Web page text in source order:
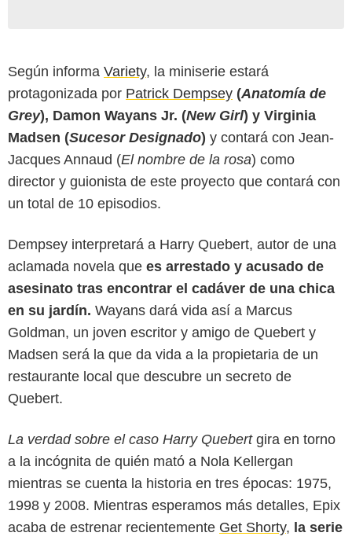
Según informa Variety, la miniserie estará
protagonizada por Patrick Dempsey (Anatomía de
Grey), Damon Wayans Jr. (New Girl) y Virginia
Madsen (Sucesor Designado) y contará con Jean-
Jacques Annaud (El nombre de la rosa) como
director y guionista de este proyecto que contará con
un total de 10 episodios.
Dempsey interpretará a Harry Quebert, autor de una
aclamada novela que es arrestado y acusado de
asesinato tras encontrar el cadáver de una chica
en su jardín. Wayans dará vida así a Marcus
Goldman, un joven escritor y amigo de Quebert y
Madsen será la que da vida a la propietaria de un
restaurante local que descubre un secreto de
Quebert.
La verdad sobre el caso Harry Quebertgira en torno
a la incógnita de quién mató a Nola Kellergan
mientras se cuenta la historia en tres épocas: 1975,
1998 y 2008. Mientras esperamos más detalles, Epix
acaba de estrenar recientemente Get Shorty, la serie